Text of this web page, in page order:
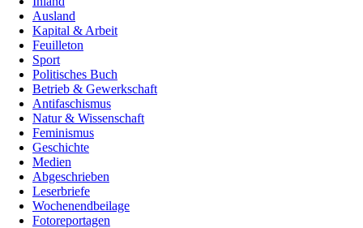
Ausland
Kapital & Arbeit
Feuilleton
Sport
Politisches Buch
Betrieb & Gewerkschaft
Antifaschismus
Natur & Wissenschaft
Feminismus
Geschichte
Medien
Abgeschrieben
Leserbriefe
Wochenendbeilage
Fotoreportagen